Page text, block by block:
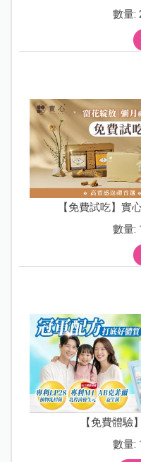
數量:
【免費試吃】實
數量:
【免費體驗
數量: